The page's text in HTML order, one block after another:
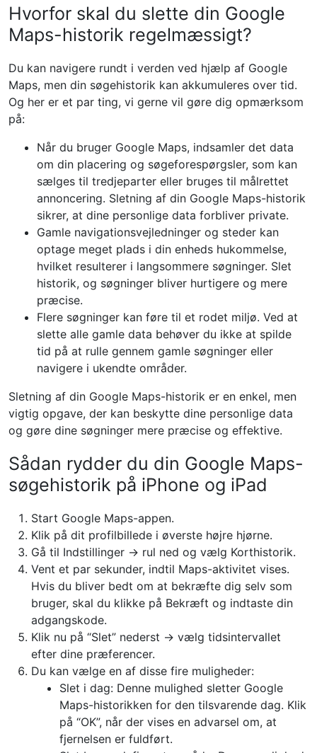
Hvorfor skal du slette din Google
Maps-historik regelmæssigt?
Du kan navigere rundt i verden ved hjælp af Google
Maps, men din søgehistorik kan akkumuleres over tid.
Og her er et par ting, vi gerne vil gøre dig opmærksom
på:
Når du bruger Google Maps, indsamler det data
om din placering og søgeforespørgsler, som kan
sælges til tredjeparter eller bruges til målrettet
annoncering. Sletning af din Google Maps-historik
sikrer, at dine personlige data forbliver private.
Gamle navigationsvejledninger og steder kan
optage meget plads i din enheds hukommelse,
hvilket resulterer i langsommere søgninger. Slet
historik, og søgninger bliver hurtigere og mere
præcise.
Flere søgninger kan føre til et rodet miljø. Ved at
slette alle gamle data behøver du ikke at spilde
tid på at rulle gennem gamle søgninger eller
navigere i ukendte områder.
Sletning af din Google Maps-historik er en enkel, men
vigtig opgave, der kan beskytte dine personlige data
og gøre dine søgninger mere præcise og effektive.
Sådan rydder du din Google Maps-
søgehistorik på iPhone og iPad
Start Google Maps-appen.
Klik på dit profilbillede i øverste højre hjørne.
Gå til Indstillinger → rul ned og vælg Korthistorik.
Vent et par sekunder, indtil Maps-aktivitet vises.
Hvis du bliver bedt om at bekræfte dig selv som
bruger, skal du klikke på Bekræft og indtaste din
adgangskode.
Klik nu på “Slet” nederst → vælg tidsintervallet
efter dine præferencer.
Du kan vælge en af ​​disse fire muligheder:
Slet i dag: Denne mulighed sletter Google
Maps-historikken for den tilsvarende dag. Klik
på “OK”, når der vises en advarsel om, at
fjernelsen er fuldført.